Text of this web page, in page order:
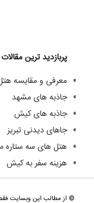
پربازدید ترین مقالات
معرفی و مقایسه
جاذبه های مشهد
جاذبه های کیش
جاهای دیدنی تبریز
هتل های سه ستاره
هزینه سفر به کیش
© از مطالب این وبسایت فقط